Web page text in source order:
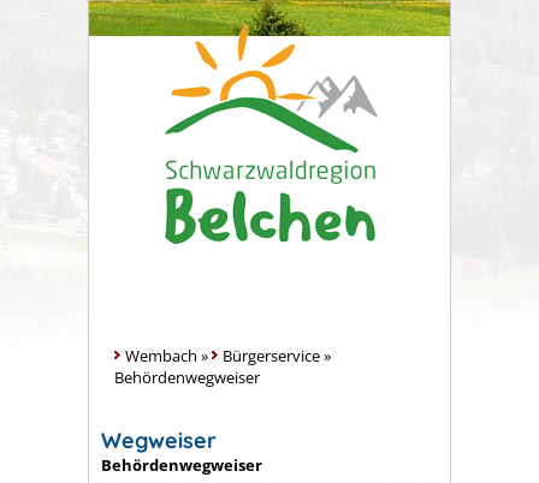
Wembach » Bürgerservice»
Behördenwegweiser
Wegweiser
Behördenwegweiser